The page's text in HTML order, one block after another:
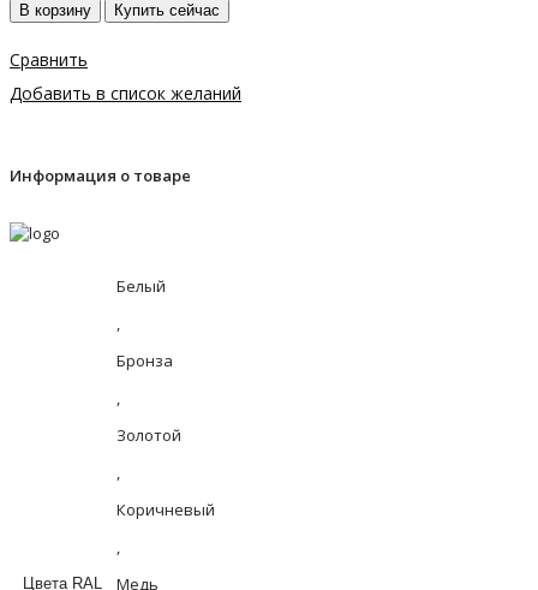
В корзину Купить сейчас
Сравнить
Добавить в список желаний
Информация о товаре
Цвета RAL
Белый
,
Бронза
,
Золотой
,
Коричневый
,
Медь